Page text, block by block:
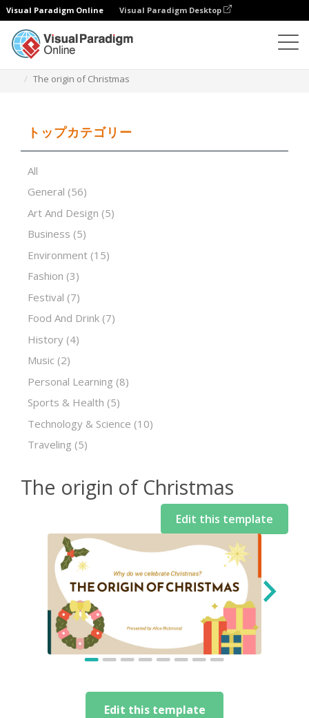
Visual Paradigm Online Visual Paradigm Desktop
The origin of Christmas
トップカテゴリー
All
General (56)
Art And Design (5)
Business (5)
Environment (15)
Fashion (3)
Festival (7)
Food And Drink (7)
History (4)
Music (2)
Personal Learning (8)
Sports & Health (5)
Technology & Science (10)
Traveling (5)
The origin of Christmas
Edit this template
Edit this template